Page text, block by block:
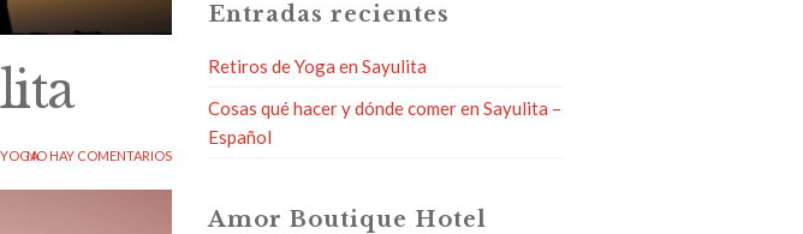
YOGANO HAY COMENTARIOS
Entradas recientes
Retiros de Yoga en Sayulita
Cosas qué hacer y dónde comer en Sayulita –
Español
Amor Boutique Hotel